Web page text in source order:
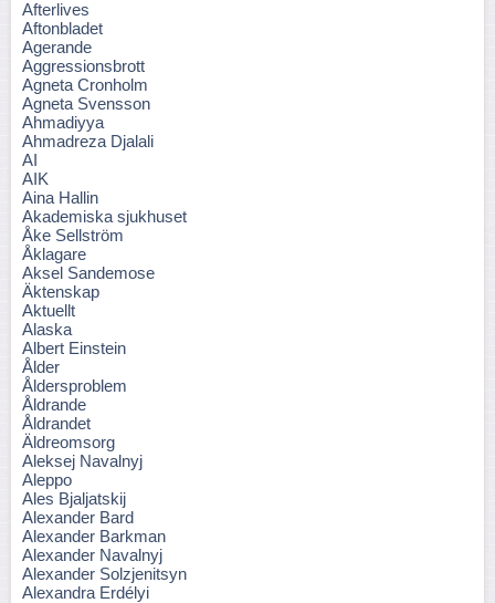
Afterlives
Aftonbladet
Agerande
Aggressionsbrott
Agneta Cronholm
Agneta Svensson
Ahmadiyya
Ahmadreza Djalali
AI
AIK
Aina Hallin
Akademiska sjukhuset
Åke Sellström
Åklagare
Aksel Sandemose
Äktenskap
Aktuellt
Alaska
Albert Einstein
Ålder
Åldersproblem
Åldrande
Åldrandet
Äldreomsorg
Aleksej Navalnyj
Aleppo
Ales Bjaljatskij
Alexander Bard
Alexander Barkman
Alexander Navalnyj
Alexander Solzjenitsyn
Alexandra Erdélyi